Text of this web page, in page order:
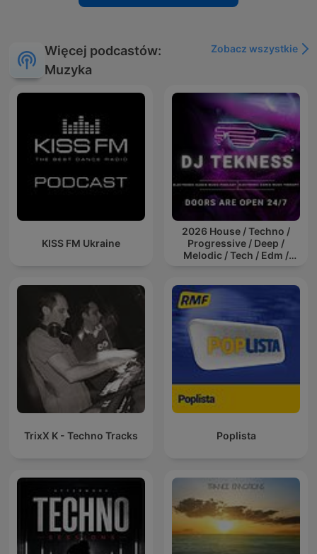
Więcej podcastów:
Muzyka
Zobacz wszystkie
KISS FM Ukraine
2026 House / Techno /
Progressive / Deep /
Melodic / Tech / Edm /
Dance Musi
TrixX K - Techno Tracks Poplista